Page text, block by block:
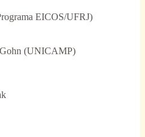
EICOS/UFRJ)
(UNICAMP)